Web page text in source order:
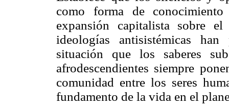
como forma de
expansión capitalista sobre
ideologías antisistémicas
situación que los saberes
afrodescendientes siempre
comunidad entre los seres
fundamento de la vida en el